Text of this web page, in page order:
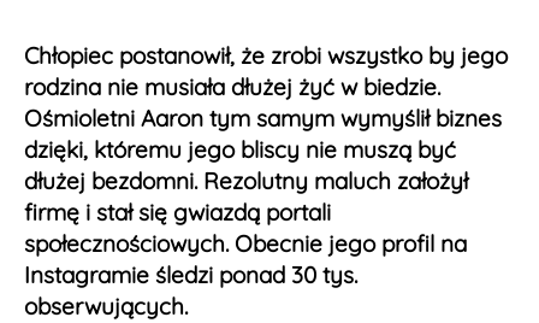
Chłopiec postanowił, że zrobi wszystko by jego
rodzina nie musiała dłużej żyć w biedzie.
Ośmioletni Aaron tym samym wymyślił biznes
dzięki, któremu jego bliscy nie muszą być
dłużej bezdomni. Rezolutny maluch założył
firmę i stał się gwiazdą portali
społecznościowych. Obecnie jego profil na
Instagramie śledzi ponad 30 tys.
obserwujących.